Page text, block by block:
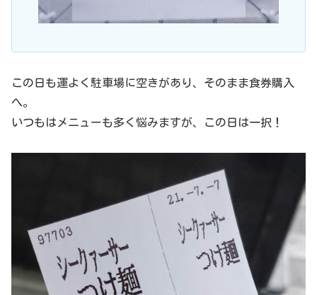
この日も運よく駐車場に空きがあり、そのまま食券購入
へ。
いつもはメニューも多く悩みますが、この日は一択！